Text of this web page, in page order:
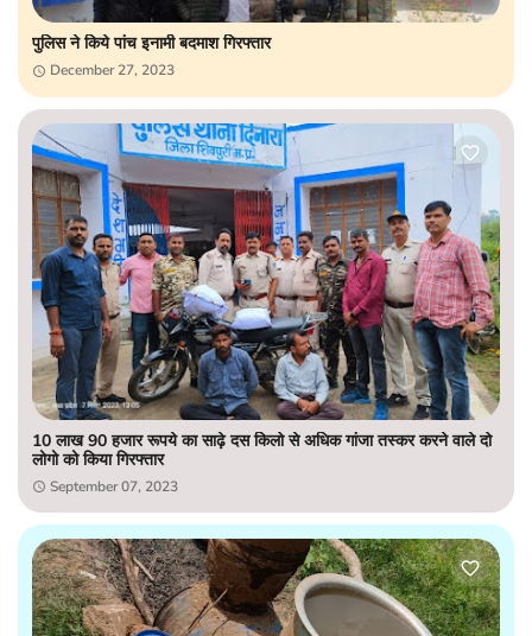
पुलिस ने किये पांच इनामी बदमाश गिरफ्तार
December 27, 2023
10 लाख 90 हजार रूपये का साढ़े दस किलो से अधिक गांजा तस्कर करने वाले दो
लोगो को किया गिरफ्तार
September 07, 2023